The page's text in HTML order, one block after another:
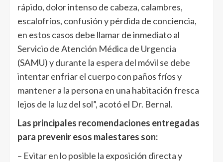
rápido, dolor intenso de cabeza, calambres,
escalofríos, confusión y pérdida de conciencia,
en estos casos debe llamar de inmediato al
Servicio de Atención Médica de Urgencia
(SAMU) y durante la espera del móvil se debe
intentar enfriar el cuerpo con paños fríos y
mantener a la persona en una habitación fresca
lejos de la luz del sol”, acotó el Dr. Bernal.
Las principales recomendaciones entregadas
para prevenir esos malestares son:
– Evitar en lo posible la exposición directa y